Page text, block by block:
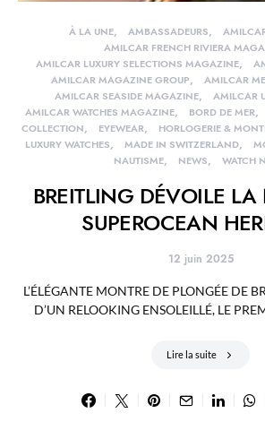
À LA UNE AMBASSADEURS
AMILCAR FRENCH RIVIERA
AMILCAR LUXURY SELECTIONS MAGAZINE
AMILCAR MAGAZINE GROUP
AMILCAR
AMILCAR SEASIDE MAGAZINE
AMILCAR
AMILCAR WATCHES MAGAZINE
BORD DE MER
COLLECTION
EYEWEAR HORLOGERIE &
LUXURY WATCHES
MADE IN SWITZERLAND
NAUTISME
NEWS WATCH
BREITLING DÉVOILE LA
SUPEROCEAN
12 juin 2025
L’ÉLÉGANTE MONTRE DE PLONGÉE DE
D’UN RELOOKING ENSOLEILLÉ, LE
Lire la suite